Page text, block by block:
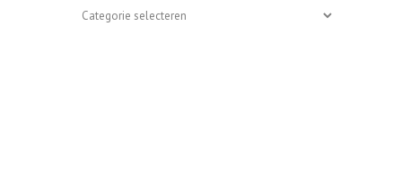
Categoriën